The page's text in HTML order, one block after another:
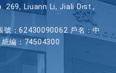
269, Liuann Li, Jiali Dist.,
號：62430090062 戶名：中
編：74504300